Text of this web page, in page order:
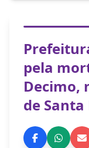
pela
Decimo,
de